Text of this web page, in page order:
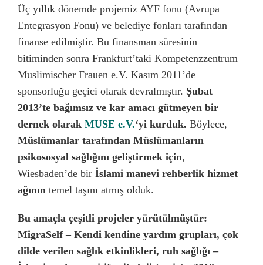
Üç yıllık dönemde projemiz AYF fonu (Avrupa
Entegrasyon Fonu) ve belediye fonları tarafından
finanse edilmiştir. Bu finansman süresinin
bitiminden sonra Frankfurt’taki Kompetenzzentrum
Muslimischer Frauen e.V. Kasım 2011’de
sponsorluğu geçici olarak devralmıştır. Şubat
2013’te bağımsız ve kar amacı gütmeyen bir
dernek olarak MUSE e.V.‘yi kurduk. Böylece,
Müslümanlar tarafından Müslümanların
psikososyal sağlığını geliştirmek için,
Wiesbaden’de bir İslami manevi rehberlik hizmet
ağının temel taşını atmış olduk.
Bu amaçla çeşitli projeler yürütülmüştür:
MigraSelf – Kendi kendine yardım grupları, çok
dilde verilen sağlık etkinlikleri, ruh sağlığı –